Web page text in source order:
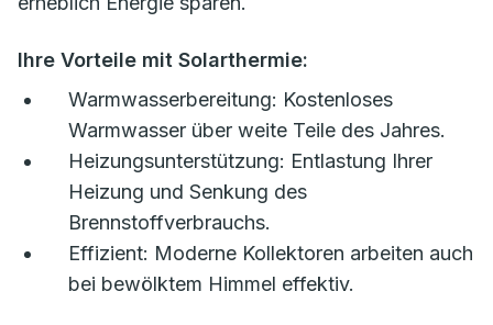
Ihre Vorteile mit Solarthermie:
Warmwasserbereitung: Kostenloses
Warmwasser über weite Teile des Jahres.
Heizungsunterstützung: Entlastung Ihrer
Heizung und Senkung des
Brennstoffverbrauchs.
Effizient: Moderne Kollektoren arbeiten auch
bei bewölktem Himmel effektiv.